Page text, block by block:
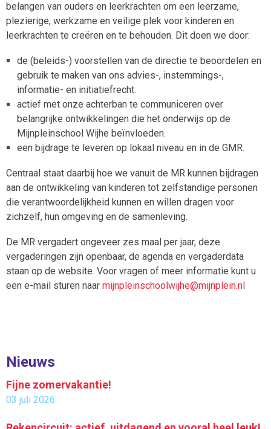
belangen van ouders en leerkrachten om een leerzame,
plezierige, werkzame en veilige plek voor kinderen en
leerkrachten te creëren en te behouden. Dit doen we door:
de (beleids-) voorstellen van de directie te beoordelen en
gebruik te maken van ons advies-, instemmings-,
informatie- en initiatiefrecht.
actief met onze achterban te communiceren over
belangrijke ontwikkelingen die het onderwijs op de
Mijnpleinschool Wijhe beïnvloeden.
een bijdrage te leveren op lokaal niveau en in de GMR.
Centraal staat daarbij hoe we vanuit de MR kunnen bijdragen
aan de ontwikkeling van kinderen tot zelfstandige personen
die verantwoordelijkheid kunnen en willen dragen voor
zichzelf, hun omgeving en de samenleving.
De MR vergadert ongeveer zes maal per jaar, deze
vergaderingen zijn openbaar, de agenda en vergaderdata
staan op de website. Voor vragen of meer informatie kunt u
een e-mail sturen naar mijnpleinschoolwijhe@mijnplein.nl
Nieuws
Fijne zomervakantie!
03 juli 2026